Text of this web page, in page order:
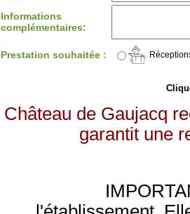
Informations
complémentaires:
Prestation souhaitée :
Château de Gaujacq
garantit une